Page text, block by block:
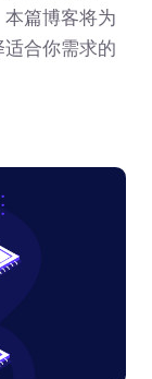
篇博客将为
合你需求的